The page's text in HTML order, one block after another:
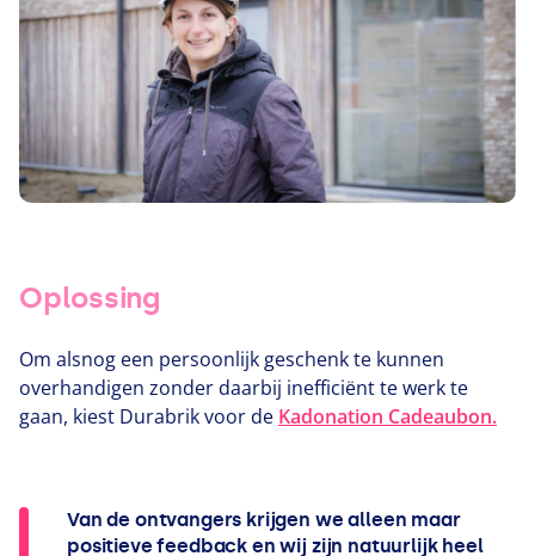
Oplossing
Om alsnog een persoonlijk geschenk te kunnen
overhandigen zonder daarbij inefficiënt te werk te
gaan, kiest Durabrik voor de Kadonation Cadeaubon.
Van de ontvangers krijgen we alleen maar
positieve feedback en wij zijn natuurlijk heel